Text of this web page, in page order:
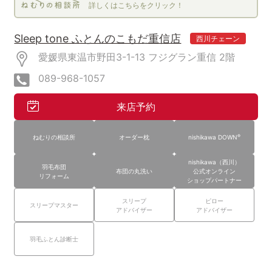
詳しくはこちらをクリック！
Sleep tone ふとんのこもだ重信店 西川チェーン
愛媛県東温市野田3-1-13 フジグラン重信 2階
089-968-1057
来店予約
ねむりの相談所 オーダー枕 nishikawa DOWN®
羽毛布団
リフォーム
布団の丸洗い
nishikawa（西川）
公式オンライン
ショップパートナー
スリープマスター
スリープ
アドバイザー
ピロー
アドバイザー
羽毛ふとん診断士